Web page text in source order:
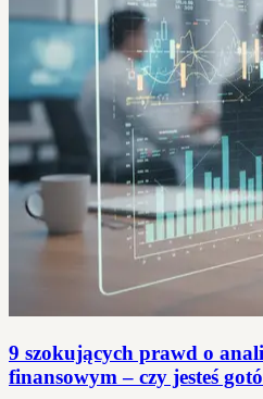
9 szokujących prawd o
finansowym – czy jesteś